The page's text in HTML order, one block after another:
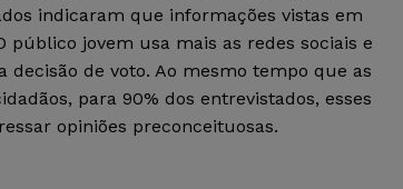
indicaram que informações vistas em
público jovem usa mais as redes sociais e
de voto. Ao mesmo tempo que as
para 90% dos entrevistados, esses
opiniões preconceituosas.